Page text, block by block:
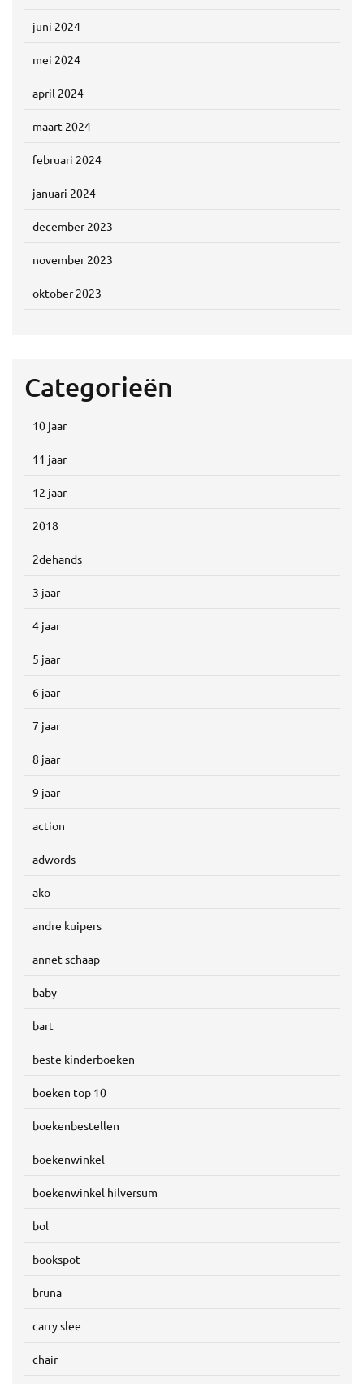
juni 2024
mei 2024
april 2024
maart 2024
februari 2024
januari 2024
december 2023
november 2023
oktober 2023
Categorieën
10 jaar
11 jaar
12 jaar
2018
2dehands
3 jaar
4 jaar
5 jaar
6 jaar
7 jaar
8 jaar
9 jaar
action
adwords
ako
andre kuipers
annet schaap
baby
bart
beste kinderboeken
boeken top 10
boekenbestellen
boekenwinkel
boekenwinkel hilversum
bol
bookspot
bruna
carry slee
chair